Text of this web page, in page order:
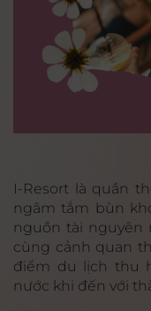
I-Resort là quần
ngâm tắm bùn
nguồn tài nguyên
cùng cảnh quan
điểm du lịch thu
nước khi đến với